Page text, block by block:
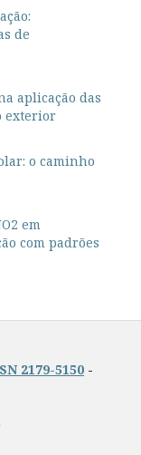
de
aplicação das
exterior
o caminho
em
com padrões
2179-5150 -